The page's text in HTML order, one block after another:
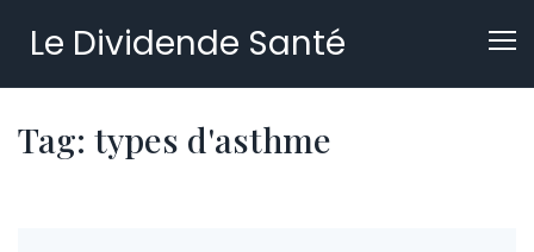
Le Dividende Santé
Tag: types d'asthme